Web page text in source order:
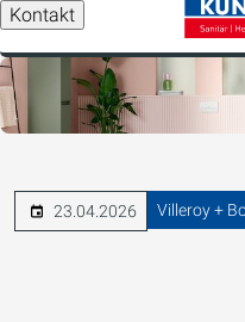
Kontakt
23.04.2026 Villeroy +